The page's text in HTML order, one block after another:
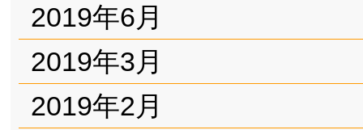
2019年6月
2019年3月
2019年2月